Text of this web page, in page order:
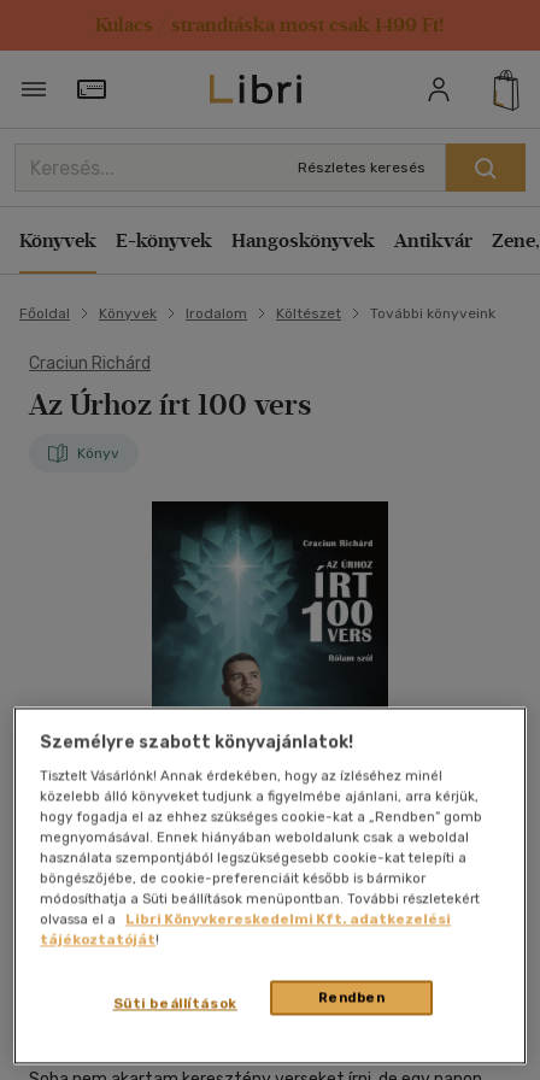
Kulacs / strandtáska most csak 1499 Ft!
Törzsvásárlói Kártya adatai
Részletes keresés
Könyvek E-könyvek Hangoskönyvek Antikvár
Főoldal Könyvek Irodalom Költészet További könyveink
Craciun Richárd
Az Úrhoz írt 100 vers
Könyv
Kívánságlistához adom Megosztom
Publio Kiadó|2025|magyar nyelvű |puhatáblás,
Személyre szabott könyvajánlatok!
Tisztelt Vásárlónk! Annak érdekében, hogy az ízléséhez minél
közelebb álló könyveket tudjunk a figyelmébe ajánlani, arra kérjük,
hogy fogadja el az ehhez szükséges cookie-kat a „Rendben” gomb
megnyomásával. Ennek hiányában weboldalunk csak a weboldal
használata szempontjából legszükségesebb cookie-kat telepíti a
böngészőjébe, de cookie-preferenciáit később is bármikor
módosíthatja a Süti beállítások menüpontban. További részletekért
olvassa el a
Libri Könyvkereskedelmi Kft. adatkezelési
tájékoztatóját!
Rendben
Süti beállítások